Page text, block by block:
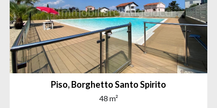
Piso, Borghetto Santo Spirito
48 m²